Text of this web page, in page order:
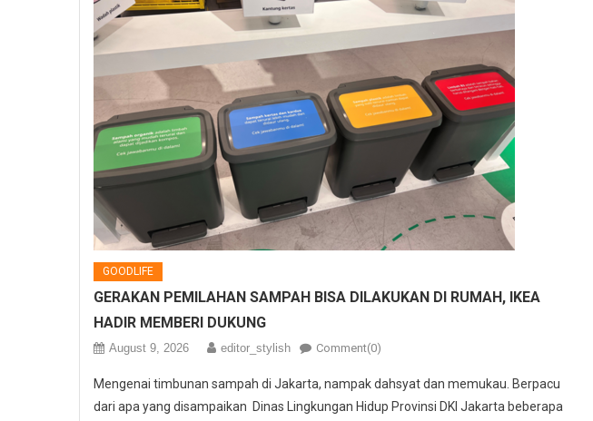
GOODLIFE
GERAKAN PEMILAHAN SAMPAH BISA DILAKUKAN DI RUMAH, IKEA
HADIR MEMBERI DUKUNG
August 9, 2026 editor_stylish Comment(0)
Mengenai timbunan sampah di Jakarta, nampak dahsyat dan memukau. Berpacu
dari apa yang disampaikan Dinas Lingkungan Hidup Provinsi DKI Jakarta beberapa